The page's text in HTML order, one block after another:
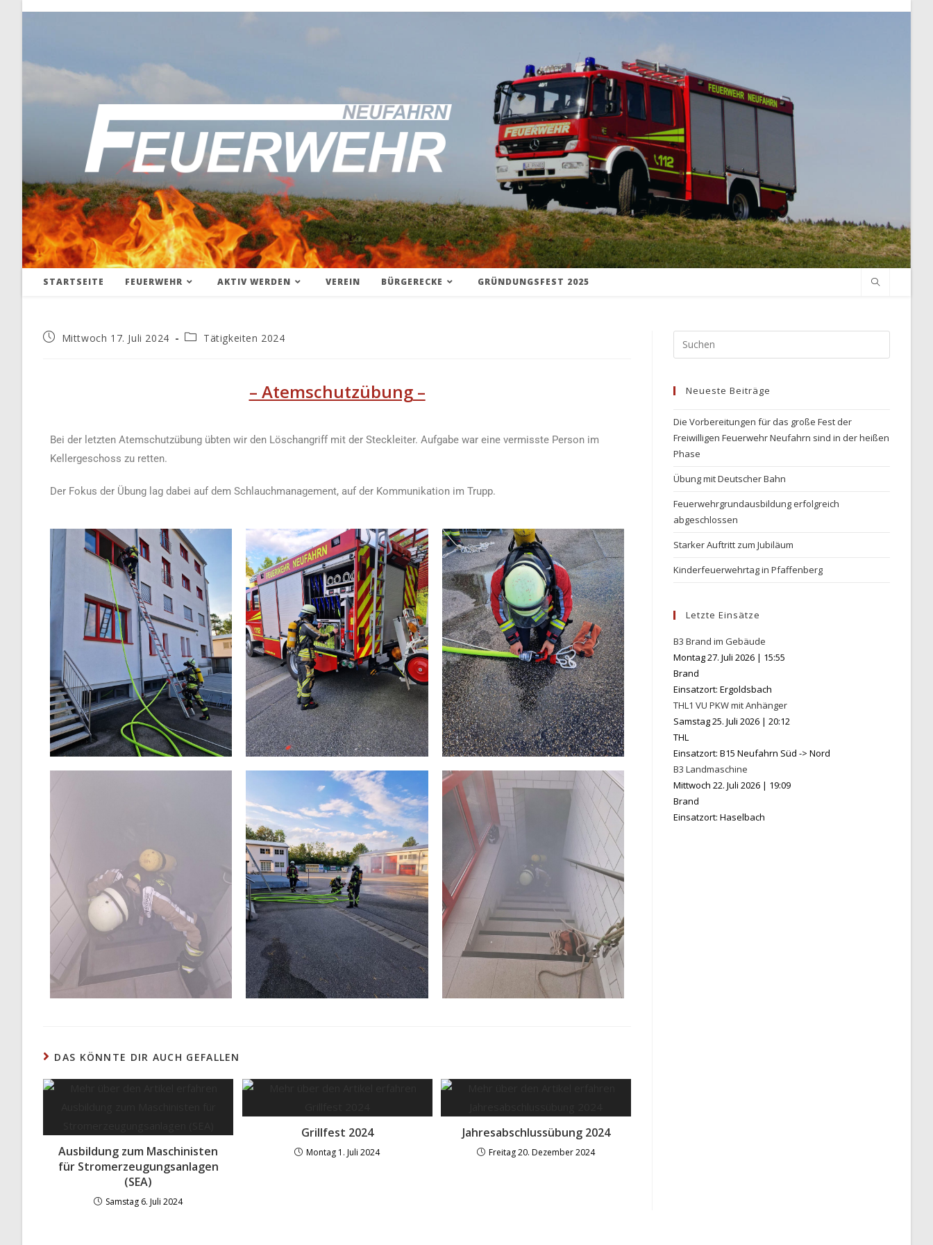
STARTSEITE FEUERWEHR AKTIV WERDEN VEREIN BÜRGERECKE GRÜNDUNGSFEST 2025
Mittwoch 17. Juli 2024 Tätigkeiten 2024
– Atemschutzübung–
Bei der letzten Atemschutzübung übten wir den Löschangriff mit der Steckleiter. Aufgabe war eine vermisste Person im
Kellergeschoss zu retten.
Der Fokus der Übung lag dabei auf dem Schlauchmanagement, auf der Kommunikation im Trupp.
DAS KÖNNTE DIR AUCH GEFALLEN
Ausbildung zum Maschinisten
für Stromerzeugungsanlagen
(SEA)
Samstag 6. Juli 2024
Grillfest 2024
Montag 1. Juli 2024
Jahresabschlussübung 2024
Freitag 20. Dezember 2024
Neueste Beiträge
Die Vorbereitungen für das große Fest der
Freiwilligen Feuerwehr Neufahrn sind in der heißen
Phase
Übung mit Deutscher Bahn
Feuerwehrgrundausbildung erfolgreich
abgeschlossen
Starker Auftritt zum Jubiläum
Kinderfeuerwehrtag in Pfaffenberg
Letzte Einsätze
B3 Brand im Gebäude
Montag 27. Juli 2026 | 15:55
Brand
Einsatzort: Ergoldsbach
THL1 VU PKW mit Anhänger
Samstag 25. Juli 2026 |20:12
THL
Einsatzort: B15 Neufahrn Süd -> Nord
B3 Landmaschine
Mittwoch 22. Juli 2026 | 19:09
Brand
Einsatzort: Haselbach